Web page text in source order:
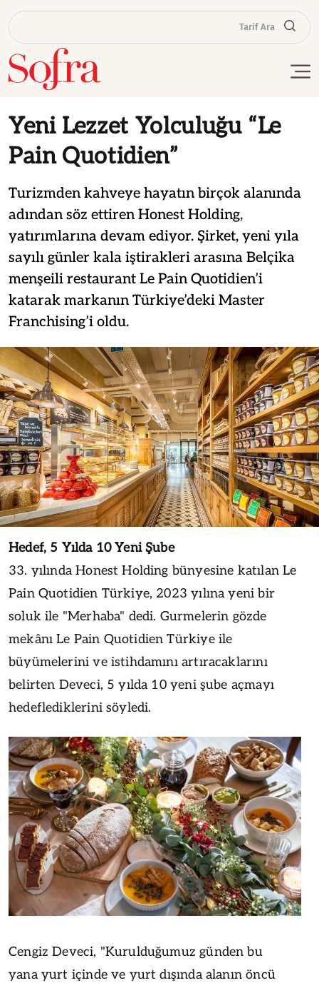
Tarif Ara
Yeni Lezzet Yolculuğu “Le
Pain Quotidien”
Turizmden kahveye hayatın birçok alanında
adından söz ettiren Honest Holding,
yatırımlarına devam ediyor. Şirket, yeni yıla
sayılı günler kala iştirakleri arasına Belçika
menşeili restaurant Le Pain Quotidien’i
katarak markanın Türkiye’deki Master
Franchising’i oldu.
Hedef, 5 Yılda 10 Yeni Şube
33. yılında Honest Holding bünyesine katılan Le
Pain Quotidien Türkiye, 2023 yılına yeni bir
soluk ile "Merhaba" dedi. Gurmelerin gözde
mekânı Le Pain Quotidien Türkiye ile
büyümelerini ve istihdamını artıracaklarını
belirten Deveci, 5 yılda 10 yeni şube açmayı
hedeflediklerini söyledi.
Cengiz Deveci, "Kurulduğumuz günden bu
yana yurt içinde ve yurt dışında alanın öncü